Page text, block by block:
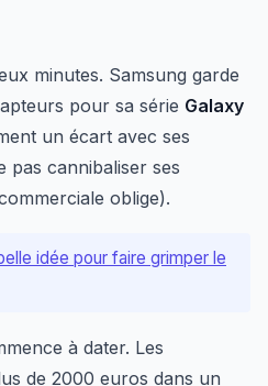
minutes. Samsung garde
pour sa série Galaxy
un écart avec ses
pas cannibaliser ses
oblige).
idée pour faire grimper le
à dater. Les
de 2000 euros dans un